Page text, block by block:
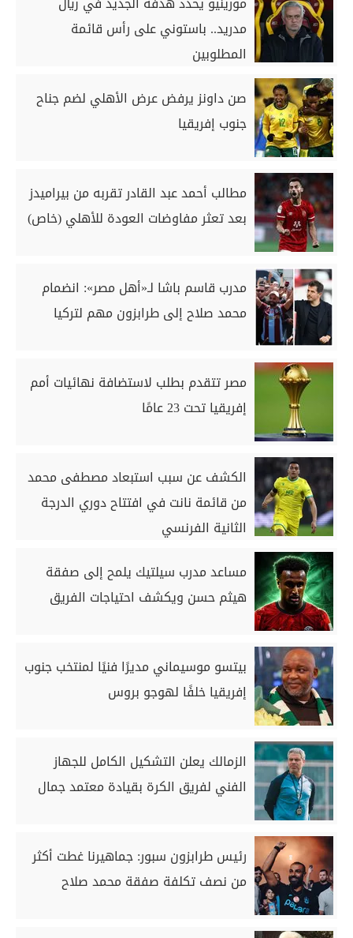
مدريد.. باستوني على رأس قائمة
المطلوبين
صن داونز يرفض عرض الأهلي لضم جناح
جنوب إفريقيا
مطالب أحمد عبد القادر تقربه من بيراميدز
بعد تعثر مفاوضات العودة للأهلي (خاص)
مدرب قاسم باشا لـ«أهل مصر»: انضمام
محمد صلاح إلى طرابزون مهم لتركيا
مصر تتقدم بطلب لاستضافة نهائيات أمم
إفريقيا تحت 23 عامًا
الكشف عن سبب استبعاد مصطفى محمد
من قائمة نانت في افتتاح دوري الدرجة
الثانية الفرنسي
مساعد مدرب سيلتيك يلمح إلى صفقة
هيثم حسن ويكشف احتياجات الفريق
بيتسو موسيماني مديرًا فنيًا لمنتخب جنوب
إفريقيا خلفًا لهوجو بروس
الزمالك يعلن التشكيل الكامل للجهاز
الفني لفريق الكرة بقيادة معتمد جمال
رئيس طرابزون سبور: جماهيرنا غطت أكثر
من نصف تكلفة صفقة محمد صلاح